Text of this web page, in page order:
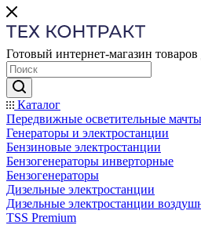
Готовый интернет-магазин товаров
Каталог
Передвижные осветительные мачты
Генераторы и электростанции
Бензиновые электростанции
Бензогенераторы инверторные
Бензогенераторы
Дизельные электростанции
Дизельные электростанции
TSS Premium